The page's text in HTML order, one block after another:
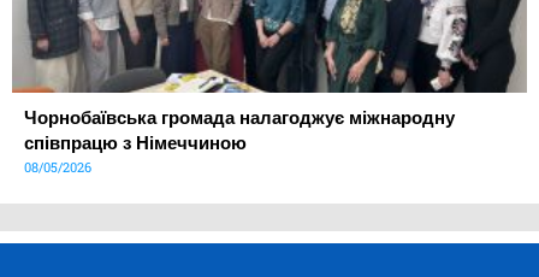
Чорнобаївська громада налагоджує міжнародну
співпрацю з Німеччиною
08/05/2026